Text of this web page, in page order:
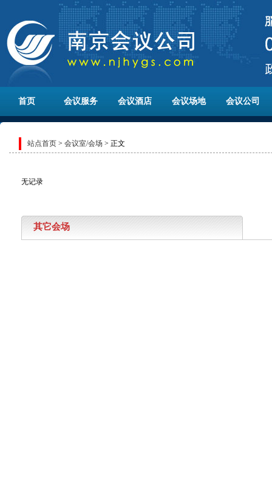
首页 会议服务 会议酒店 会议场地 会议公司
站点首页 > 会议室/会场 > 正文
无记录
其它会场